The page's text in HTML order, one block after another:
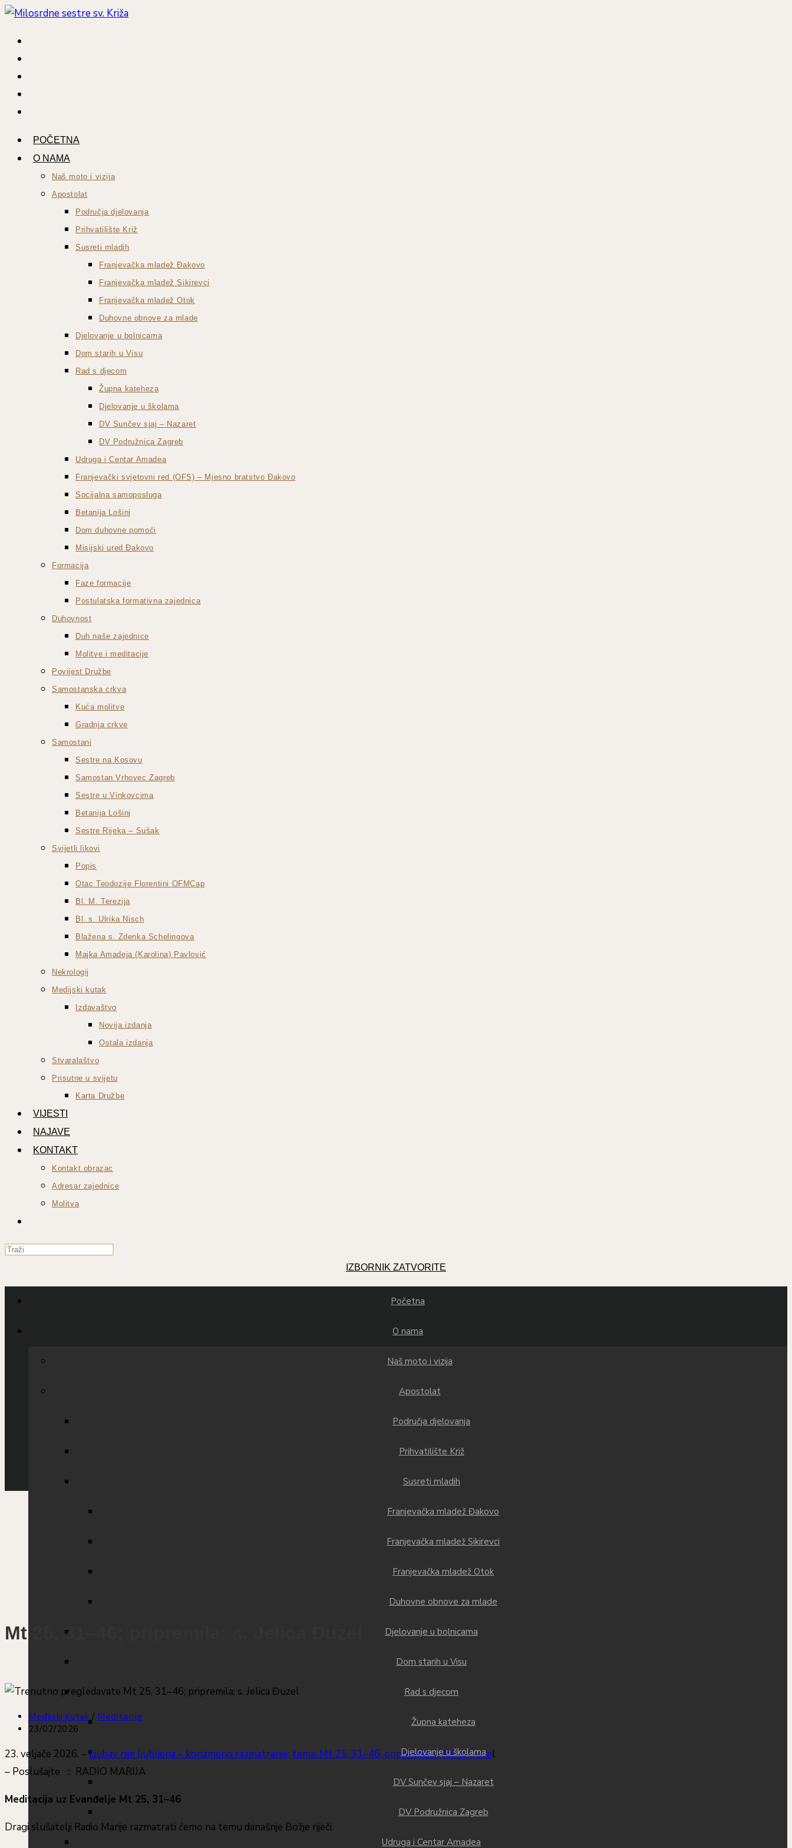
POČETNA
O NAMA
Naš moto i vizija
Apostolat
Područja djelovanja
Prihvatilište Križ
Susreti mladih
Franjevačka mladež Đakovo
Franjevačka mladež Sikirevci
Franjevačka mladež Otok
Duhovne obnove za mlade
Djelovanje u bolnicama
Dom starih u Visu
Rad s djecom
Župna kateheza
Djelovanje u školama
DV Sunčev sjaj – Nazaret
DV Podružnica Zagreb
Udruga i Centar Amadea
Franjevački svjetovni red (OFS) – Mjesno bratstvo Đakovo
Socijalna samoposluga
Betanija Lošinj
Dom duhovne pomoći
Misijski ured Đakovo
Formacija
Faze formacije
Postulatska formativna zajednica
Duhovnost
Duh naše zajednice
Molitve i meditacije
Povijest Družbe
Samostanska crkva
Kuća molitve
Gradnja crkve
Samostani
Sestre na Kosovu
Samostan Vrhovec Zagreb
Sestre u Vinkovcima
Betanija Lošinj
Sestre Rijeka – Sušak
Svijetli likovi
Popis
Otac Teodozije Florentini OFMCap
Bl. M. Terezija
Bl. s. Ulrika Nisch
Blažena s. Zdenka Schelingova
Majka Amadeja (Karolina) Pavlović
Nekrologij
Medijski kutak
Izdavaštvo
Novija izdanja
Ostala izdanja
Stvaralaštvo
Prisutne u svijetu
Karta Družbe
VIJESTI
NAJAVE
KONTAKT
Kontakt obrazac
Adresar zajednice
Molitva
IZBORNIK ZATVORITE
Početna
O nama
Naš moto i vizija
Apostolat
Područja djelovanja
Prihvatilište Križ
Susreti mladih
Franjevačka mladež Đakovo
Franjevačka mladež Sikirevci
Franjevačka mladež Otok
Duhovne obnove za mlade
Djelovanje u bolnicama
Dom starih u Visu
Rad s djecom
Župna kateheza
Djelovanje u školama
DV Sunčev sjaj – Nazaret
DV Podružnica Zagreb
Udruga i Centar Amadea
Mt 25, 31–46; pripremila: s. Jelica Đuzel
Medijski kutak / Meditacije
23/02/2026
23. veljače 2026. –Ljubav nije ljubljena – korizmeno razmatranje; tema: Mt 25, 31–46; pripremila: s. Jelica Đuzel
– Poslušajte :: RADIO MARIJA
Meditacija uz Evanđelje Mt 25, 31–46
Dragi slušatelji Radio Marije razmatrati ćemo na temu današnje Božje riječi.